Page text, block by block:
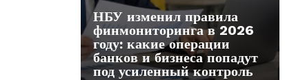
НБУ изменил правила
финмониторинга в 2026
году: какие операции
банков и бизнеса попадут
под усиленный контроль